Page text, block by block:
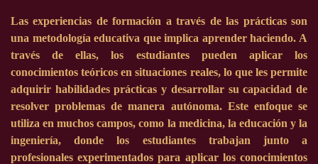
Las experiencias de formación a través de las prácticas son
una metodología educativa que implica aprender haciendo. A
través de ellas, los estudiantes pueden aplicar los
conocimientos teóricos en situaciones reales, lo que les permite
adquirir habilidades prácticas y desarrollar su capacidad de
resolver problemas de manera autónoma. Este enfoque se
utiliza en muchos campos, como la medicina, la educación y la
ingeniería, donde los estudiantes trabajan junto a
profesionales experimentados para aplicar los conocimientos